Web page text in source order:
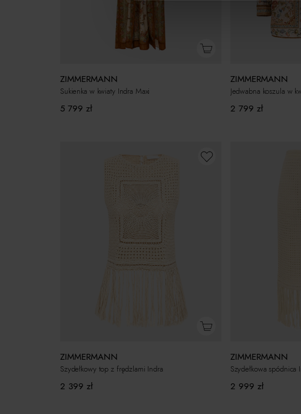
ZIMMERMANN
Sukienka w kwiaty Indra Maxi
5 799 zł
ZIMMERMANN
Jedwabna koszula w
2 799 zł
ZIMMERMANN
Szydełkowy top z frędzlami Indra
2 399 zł
ZIMMERMANN
Szydełkowa spódnica
2 999 zł